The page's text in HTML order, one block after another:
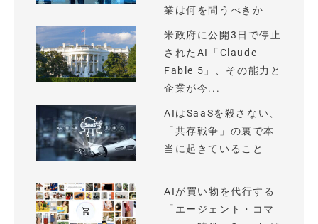
業は何を問うべきか
米政府に公開3日で停止
されたAI「Claude
Fable 5」、その能力と
企業が今...
AIはSaaSを殺さない、
「共存戦争」の裏で本
当に起きていること
AIが買い物を代行する
「エージェント・コマ